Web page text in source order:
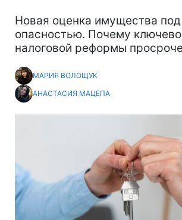
Новая оценка имущества под
опасностью. Почему
налоговой реформы
МАРИЯ ВОЛОЩУК
АНАСТАСИЯ МАЦЕПА